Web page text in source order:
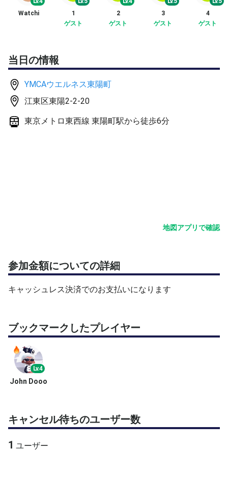
≪館内のご利用規制について≫
テニス大会にご参加の方は、大変申し訳ありませんが、７
Watchi
1
ゲスト
2
ゲスト
3
ゲスト
4
ゲスト
当日の情報
YMCAウエルネス東陽町
江東区東陽2-2-20
東京メトロ東西線 東陽町駅から徒歩6分
地図アプリで確認
参加金額についての詳細
キャッシュレス決済でのお支払いになります
ブックマークしたプレイヤー
Lv.4
John Dooo
キャンセル待ちのユーザー数
1 ユーザー